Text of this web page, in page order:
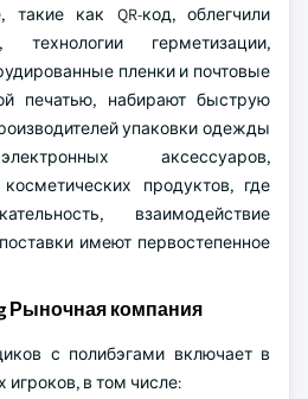
как QR-код, облегчили
технологии герметизации,
пленки и почтовые
печатью, набирают быструю
упаковки одежды
аксессуаров,
продуктов, где
взаимодействие
имеют первостепенное
Рыночная компания
с полибэгами включает в
игроков, в том числе: